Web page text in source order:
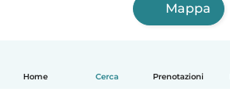
Home Cerca Prenotazioni
Mappa